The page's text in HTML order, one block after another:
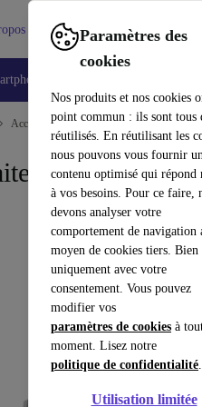
Paramètres des
cookies
Nos produits et nos cookies
point commun : ils sont tous
réutilisés. En réutilisant les
nous pouvons vous fournir
contenu optimisé qui répond
à vos besoins. Pour ce faire,
devons analyser votre
comportement de navigation
moyen de cookies tiers. Bien
uniquement avec votre
consentement. Vous pouvez
modifier vos
paramètres de cookies à
moment. Lisez notre
politique de confidentialité.
Utilisation limitée
Aide
Accessoires Ordinateur
Pro Flight